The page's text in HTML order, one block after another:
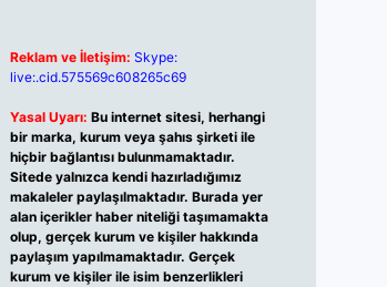
Reklam ve İletişim: Skype:
live:.cid.575569c608265c69
Yasal Uyarı: Bu internet sitesi, herhangi
bir marka, kurum veya şahıs şirketi ile
hiçbir bağlantısı bulunmamaktadır.
Sitede yalnızca kendi hazırladığımız
makaleler paylaşılmaktadır. Burada yer
alan içerikler haber niteliği taşımamakta
olup, gerçek kurum ve kişiler hakkında
paylaşım yapılmamaktadır. Gerçek
kurum ve kişiler ile isim benzerlikleri